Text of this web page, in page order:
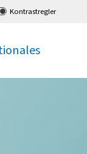
Kontrastregler